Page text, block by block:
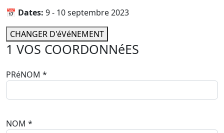
📅 Dates: 9 - 10 septembre 2023
CHANGER D'éVéNEMENT
1 VOS COORDONNéES
PRéNOM *
NOM *